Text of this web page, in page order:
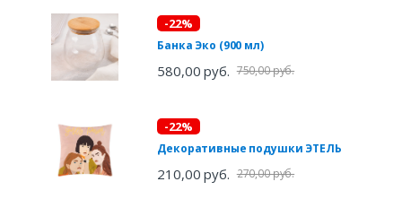
-22%
Банка Эко (900 мл)
580,00 руб. 750,00 руб.
-22%
Декоративные подушки ЭТЕЛЬ
210,00 руб. 270,00 руб.